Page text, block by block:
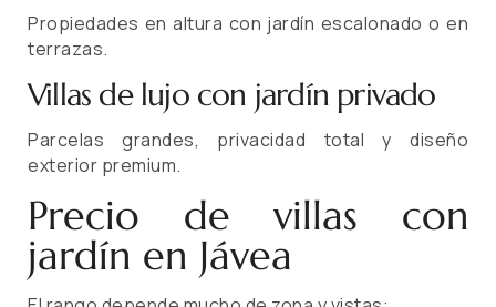
Propiedades en altura con jardín escalonado o en
terrazas.
Villas de lujo con jardín privado
Parcelas grandes, privacidad total y diseño
exterior premium.
Precio de villas con
jardín en Jávea